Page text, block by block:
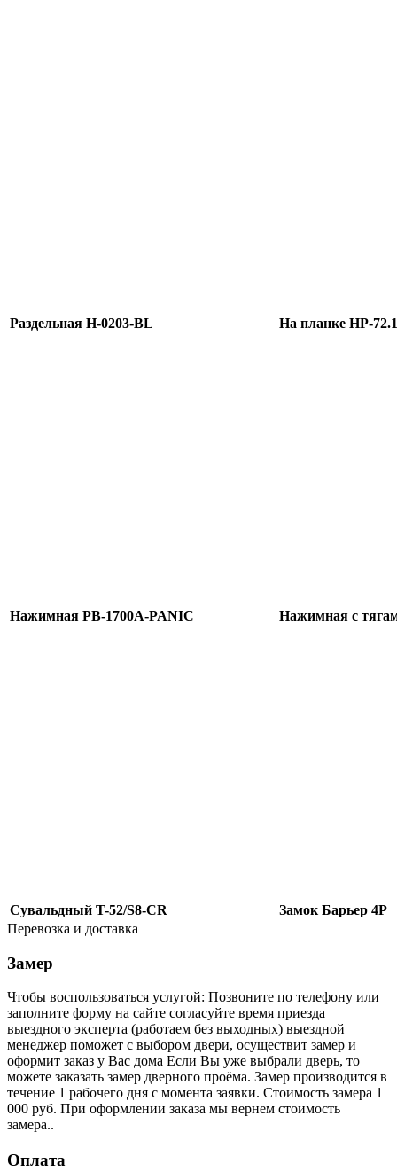
Раздельная H-0203-BL На планке HP-
Нажимная PB-1700A-PANIC Нажимная с
Сувальдный T-52/S8-CR
Замок Барьер 4Р
Перевозка и доставка
Замер
Чтобы воспользоваться услугой: Позвоните по телефону или
заполните форму на сайте согласуйте время приезда
выездного эксперта (работаем без выходных) выездной
менеджер поможет с выбором двери, осуществит замер и
оформит заказ у Вас дома Если Вы уже выбрали дверь, то
можете заказать замер дверного проёма. Замер производится в
течение 1 рабочего дня с момента заявки. Стоимость замера 1
000 руб. При оформлении заказа мы вернем стоимость
замера..
Оплата